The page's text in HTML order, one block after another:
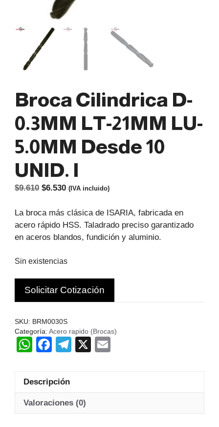
Broca Cilindrica D-
0.3MM LT-21MM LU-
5.0MM Desde 10
UNID. I
$9.610 El
original
era:
$9.610.
$6.530El
actual
es:
$6.530.
(IVA incluido)
La broca más clásica de ISARIA, fabricada en
acero rápido HSS. Taladrado preciso garantizado
en aceros blandos, fundición y aluminio.
Sin existencias
Solicitar Cotización
SKU: BRM0030S
Categoría: Acero rapido (Brocas)
W
at
s
A
F
c
e
b
T
gr
a
X
Descripción
Valoraciones (0)